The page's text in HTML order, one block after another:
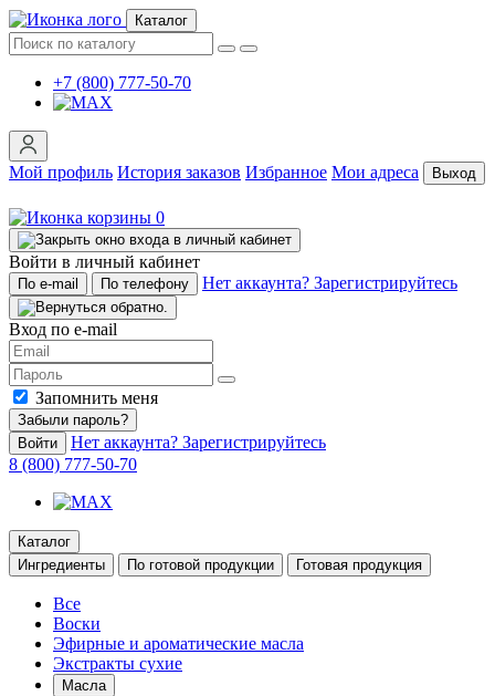
Каталог
+7 (800) 777-50-70
Мой профиль История заказов Избранное Мои адреса Выход
0
Войти в личный кабинет
По e-mail По телефону Нет аккаунта? Зарегистрируйтесь
Вход по e-mail
Запомнить меня
Забыли пароль?
Войти
Нет аккаунта? Зарегистрируйтесь
8 (800) 777-50-70
Каталог
Ингредиенты
По готовой продукции Готовая продукция
Все
Воски
Эфирные и ароматические масла
Экстракты сухие
Масла